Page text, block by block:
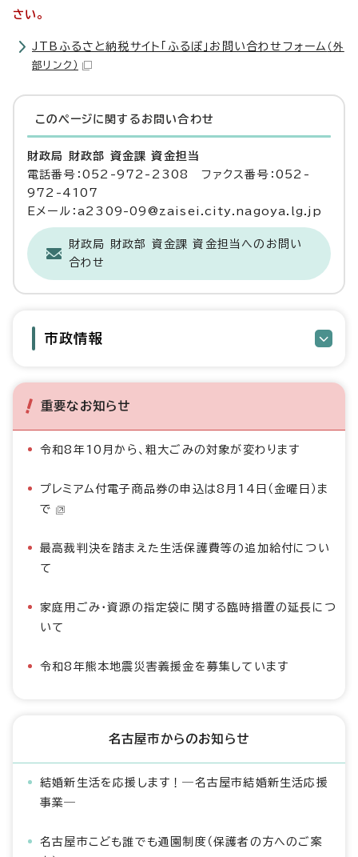
さい。
JTBふるさと納税サイト「ふるぽ」お問い合わせフォーム （外
部リンク）
このページに関する お問い合わせ
財政局 財政部 資金課 資金担当
電話番号：052-972-2308 ファクス番号：052-
972-4107
Eメール：a2309-09@zaisei.city.nagoya.lg.jp
財政局 財政部 資金課 資金担当へのお問い
合わせ
市政情報
重要なお知らせ
令和8年10月から、粗大ごみの対象が変わります
プレミアム付電子商品券の申込は8月14日（金曜日）ま
で
最高裁判決を踏まえた生活保護費等の追加給付につい
て
家庭用ごみ・資源の指定袋に関する臨時措置の延長につ
いて
令和8年熊本地震災害義援金を募集しています
名古屋市からのお知らせ
結婚新生活を応援します！―名古屋市結婚新生活応援
事業―
名古屋市こども誰でも通園制度（保護者の方へのご案